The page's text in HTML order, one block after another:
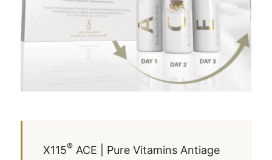
X115® ACE | Pure Vitamins Antiage